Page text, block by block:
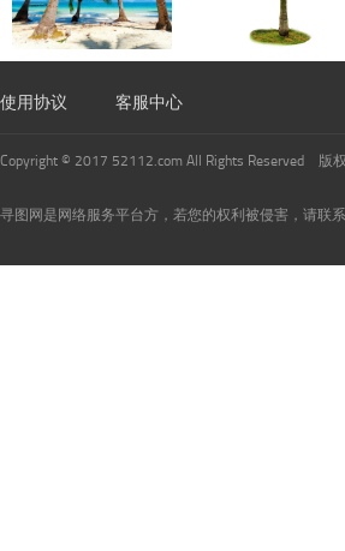
使用协议 客服中心
Copyright © 2017 52112.com All Rights Reserved 版
寻图网是网络服务平台方，若您的权利被侵害，请联